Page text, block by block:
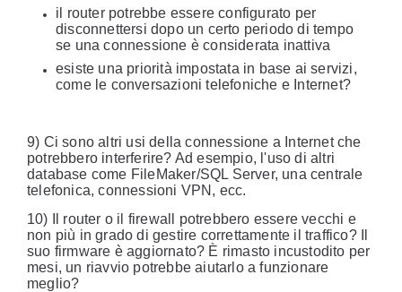
il router potrebbe essere configurato per
disconnettersi dopo un certo periodo di tempo
se una connessione è considerata inattiva
esiste una priorità impostata in base ai servizi,
come le conversazioni telefoniche e Internet?
9) Ci sono altri usi della connessione a Internet che
potrebbero interferire? Ad esempio, l'uso di altri
database come FileMaker/SQL Server, una centrale
telefonica, connessioni VPN, ecc.
10) Il router o il firewall potrebbero essere vecchi e
non più in grado di gestire correttamente il traffico? Il
suo firmware è aggiornato? È rimasto incustodito per
mesi, un riavvio potrebbe aiutarlo a funzionare
meglio?